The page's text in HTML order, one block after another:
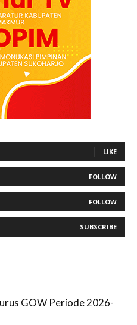
LIKE
FOLLOW
FOLLOW
SUBSCRIBE
GOW Periode 2026-